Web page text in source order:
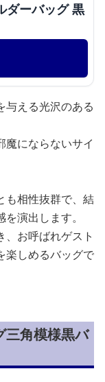
ダーバッグ 黒
与える光沢のある
魔にならないサイ
も相性抜群で、結
演出します。
お呼ばれゲスト
楽しめるバッグで
三角模様黒バ